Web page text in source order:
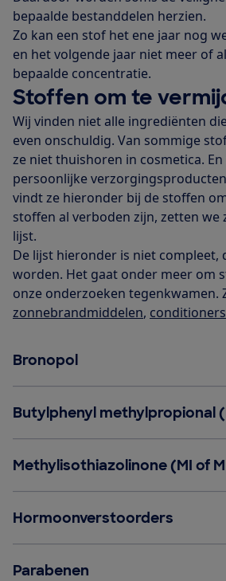
bepaalde bestanddelen herzien.
Zo kan een stof het ene jaar nog
en het volgende jaar niet meer of
bepaalde concentratie.
Stoffen om te
Wij vinden niet alle ingrediënten
even onschuldig. Van sommige
ze niet thuishoren in cosmetica.
persoonlijke
vindt ze hieronder bij de stoffen
stoffen al verboden zijn, zetten we
lijst.
De lijst hieronder is niet compleet,
worden. Het gaat onder meer om
onze onderzoeken tegenkwamen.
zonnebrandmiddelen, conditioners
Bronopol
Butylphenyl methylpropional
Methylisothiazolinone (MI of
Hormoonverstoorders
Parabenen